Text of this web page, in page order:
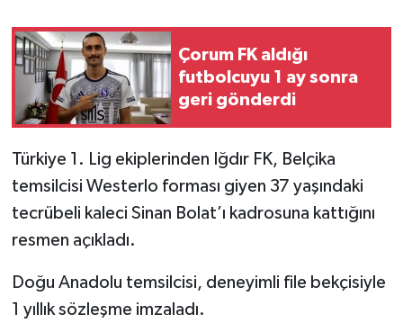
Çorum FK aldığı
futbolcuyu 1 ay sonra
geri gönderdi
Türkiye 1. Lig ekiplerinden Iğdır FK, Belçika
temsilcisi Westerlo forması giyen 37 yaşındaki
tecrübeli kaleci Sinan Bolat’ı kadrosuna kattığını
resmen açıkladı.
Doğu Anadolu temsilcisi, deneyimli file bekçisiyle
1 yıllık sözleşme imzaladı.